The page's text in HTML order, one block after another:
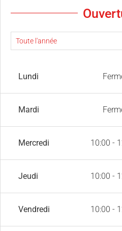
Lundi
Mardi
Mercredi 10:00 -
Jeudi 10:00 -
Vendredi 10:00 -